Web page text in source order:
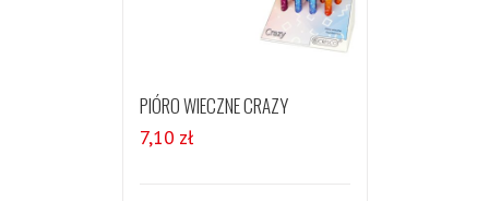
PIÓRO WIECZNE CRAZY
7,10 zł